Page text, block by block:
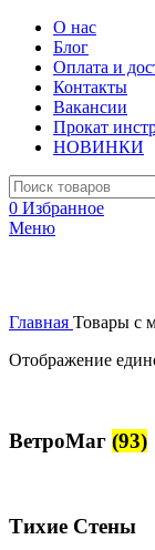
О нас
Блог
Оплата и
Контакты
Вакансии
Прокат
НОВИНКИ
0 Избранное
Меню
Главная Товары с
Отображение
ВетроМаг (93)
Тихие Стены